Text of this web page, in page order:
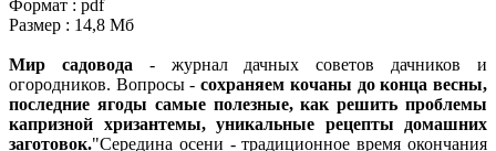
Формат : pdf
Размер : 14,8 Мб
Мир садовода- журнал дачных советов дачников и
огородников. Вопросы -сохраняем кочаны до конца весны,
последние ягоды самые полезные, как решить проблемы
капризной хризантемы, уникальные рецепты домашних
заготовок. Середина осени - традиционное время окончания